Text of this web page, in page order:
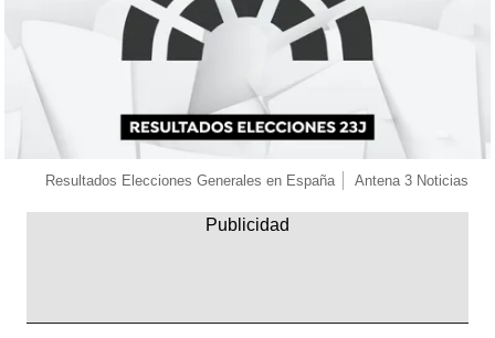
Resultados Elecciones Generales en España Antena 3 Noticias